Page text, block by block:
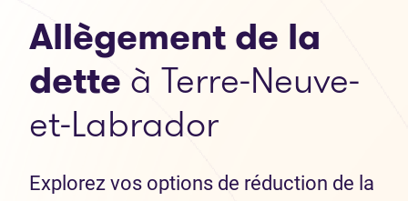
Allègement de la
dette à Terre-Neuve-
et-Labrador
Explorez vos options de réduction de la